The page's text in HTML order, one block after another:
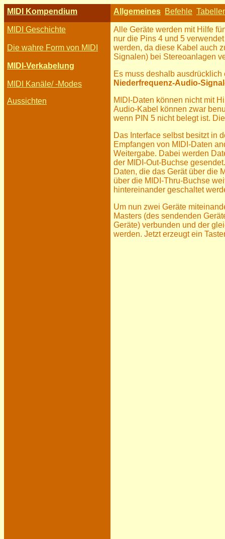
MIDI Kompendium Allgemeines Befehle
MIDI Geschichte
Die wahre Form von MIDI
MIDI-Verkabelung
MIDI Kanäle/ -Modes
Aussichten
Alle Geräte werden mit Hilfe
nur die Pins 4 und 5
werden, da diese Kabel auch
Signalen) bei Stereoanlagen
Es muss deshalb
Niederfrequenz-Audio-
MIDI-Daten können nicht mit
Audio-Kabel können zwar
wenn PIN 5 nicht belegt ist.
Das Interface selbst besitzt in
Empfangen von MIDI-Daten
Weitergabe. Dabei werden
der MIDI-Out-Buchse
Daten, die das Gerät über die
über die MIDI-Thru-Buchse
hintereinander geschaltet
Um nun zwei Geräte
Masters (des sendenden
Geräte) verbunden und der
werden. Jetzt erzeugt ein